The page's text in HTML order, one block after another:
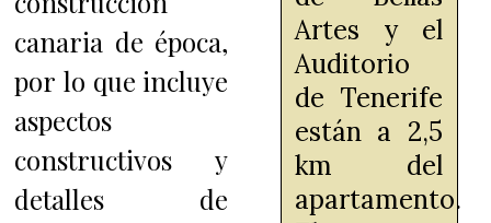
canaria de época,
por lo que incluye
aspectos
constructivos y
detalles de
Artes y el
Auditorio
de Tenerife
están a 2,5
km del
apartamento.